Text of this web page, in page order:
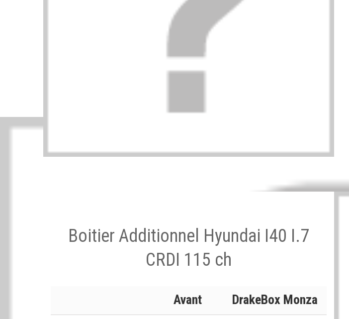
Boitier Additionnel Hyundai I40 I.7
CRDI 115 ch
Avant
DrakeBox Monza